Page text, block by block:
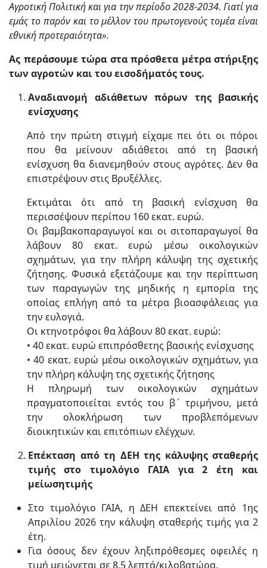
Αγροτική Πολιτική και για την περίοδο 2028-2034. Γιατί για
εμάς το παρόν και το μέλλον του πρωτογενούς τομέα είναι
εθνική προτεραιότητα».
Ας περάσουμε τώρα στα πρόσθετα μέτρα στήριξης
των αγροτών και του εισοδήματός τους.
Αναδιανομή αδιάθετων πόρων της βασικής
ενίσχυσης
Από την πρώτη στιγμή είχαμε πει ότι οι πόροι
που θα μείνουν αδιάθετοι από τη βασική
ενίσχυση θα διανεμηθούν στους αγρότες. Δεν θα
επιστρέψουν στις Βρυξέλλες.
Εκτιμάται ότι από τη βασική ενίσχυση θα
περισσέψουν περίπου 160 εκατ. ευρώ.
Οι βαμβακοπαραγωγοί και οι σιτοπαραγωγοί θα
λάβουν 80 εκατ. ευρώ μέσω οικολογικών
σχημάτων, για την πλήρη κάλυψη της σχετικής
ζήτησης. Φυσικά εξετάζουμε και την περίπτωση
των παραγωγών της μηδικής η εμπορία της
οποίας επλήγη από τα μέτρα βιοασφάλειας για
την ευλογιά.
Οι κτηνοτρόφοι θα λάβουν 80 εκατ. ευρώ:
• 40 εκατ. ευρώ επιπρόσθετης βασικής ενίσχυσης
• 40 εκατ. ευρώ μέσω οικολογικών σχημάτων, για
την πλήρη κάλυψη της σχετικής ζήτησης
Η πληρωμή των οικολογικών σχημάτων
πραγματοποιείται εντός του β΄ τριμήνου, μετά
την ολοκλήρωση των προβλεπόμενων
διοικητικών και επιτόπιων ελέγχων.
Επέκταση από τη ΔΕΗ της κάλυψης σταθερής
τιµής στο τιµολόγιο ΓΑΙΑ για 2 έτη και
µείωσητιµής
Στο τιμολόγιο ΓΑΙΑ, η ΔΕΗ επεκτείνει από 1ης
Απριλίου 2026 την κάλυψη σταθερής τιμής για 2
έτη.
Για όσους δεν έχουν ληξιπρόθεσμες οφειλές η
τιμή μειώνεται σε 8,5 λεπτά/κιλοβατώρα.